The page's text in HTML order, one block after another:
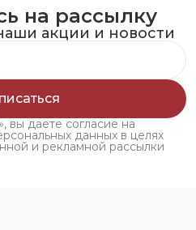
на рассылку
акции и новости
вы даете согласие на
данных в целях
и рекламной рассылки